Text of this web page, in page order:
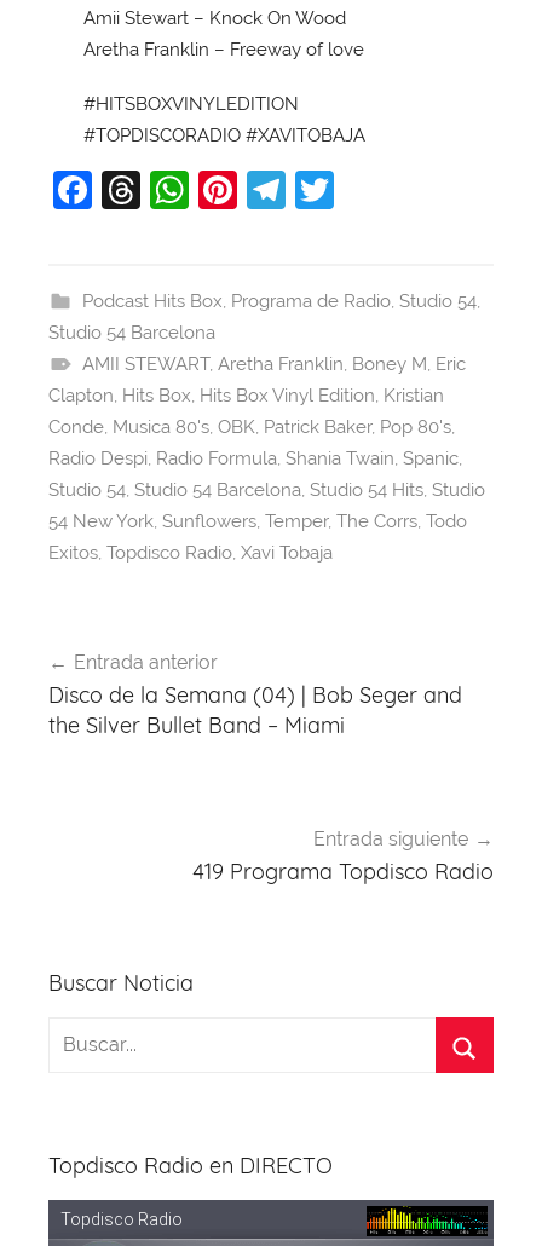
Amii Stewart – Knock On Wood
Aretha Franklin – Freeway of love
#HITSBOXVINYLEDITION
#TOPDISCORADIO #XAVITOBAJA
F
e
b
o
o
k
T
a
d
s
W
s
A
p
p
Pi
e
T
gr
m
er
Podcast Hits Box, Programa de Radio, Studio 54,
Studio 54 Barcelona
AMII STEWART, Aretha Franklin, Boney M, Eric
Clapton, Hits Box, Hits Box Vinyl Edition, Kristian
Conde, Musica 80's, OBK, Patrick Baker, Pop 80's,
Radio Despi, Radio Formula, Shania Twain, Spanic,
Studio 54, Studio 54 Barcelona, Studio 54 Hits, Studio
54 New York, Sunflowers, Temper, The Corrs, Todo
Exitos, Topdisco Radio, Xavi Tobaja
de
entradas
Entrada anterior
Disco de la Semana (04) | Bob Seger and
the Silver Bullet Band – Miami
Entrada siguiente
419 Programa Topdisco Radio
Buscar Noticia
Topdisco Radio en DIRECTO